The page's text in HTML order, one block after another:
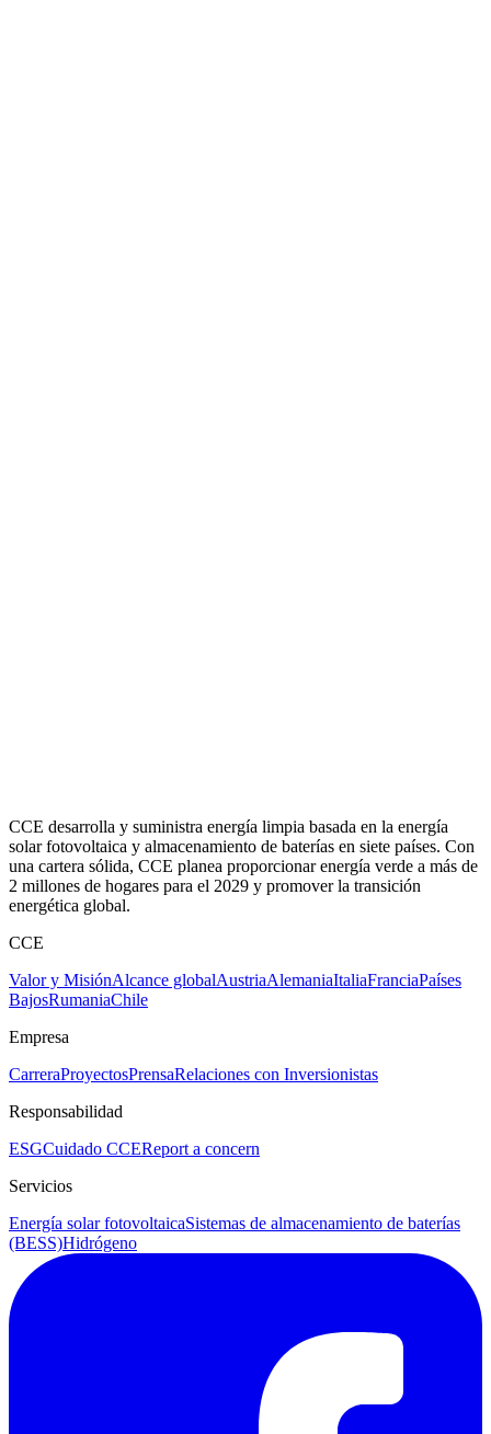
CCE desarrolla y suministra energía limpia basada en la energía
solar fotovoltaica y almacenamiento de baterías en siete países. Con
una cartera sólida, CCE planea proporcionar energía verde a más de
2 millones de hogares para el 2029 y promover la transición
energética global.
CCE
Valor y MisiónAlcance globalAustriaAlemaniaItaliaFranciaPaíses
BajosRumaniaChile
Empresa
CarreraProyectosPrensaRelaciones con Inversionistas
Responsabilidad
ESGCuidado CCEReport a concern
Servicios
Energía solar fotovoltaicaSistemas de almacenamiento de baterías
(BESS)Hidrógeno